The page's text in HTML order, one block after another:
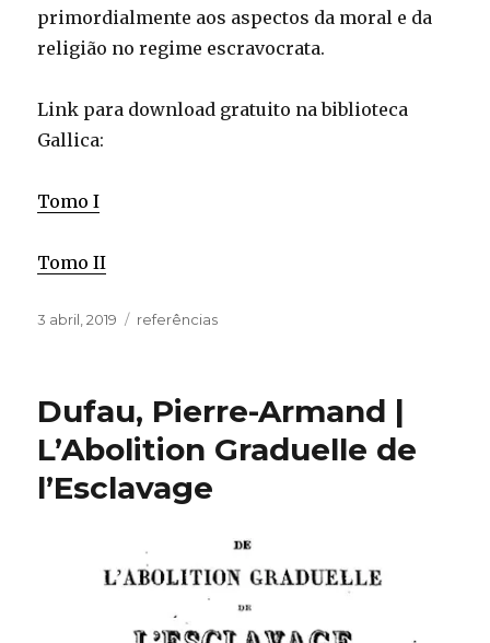
primordialmente aos aspectos da moral e da
religião no regime escravocrata.
Link para download gratuito na biblioteca
Gallica:
Tomo I
Tomo II
Publicado
3 abril, 2019 Categorias
referências
Dufau, Pierre-Armand |
L’Abolition Graduelle de
l’Esclavage